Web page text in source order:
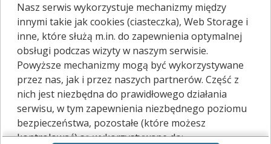
Ten lekarz jeszcze nie udostępnia zamawiania recept przez
internet.
Kliknijtutaj, a poinformujemy go, że chciałbyś skorzystać z tej
funkcji.
Terminarz Filtrowanie wyników
Nasz serwis wykorzystuje mechanizmy między
innymi takie jak cookies (ciasteczka), Web Storage i
inne, które służą m.in. do zapewnienia optymalnej
obsługi podczas wizyty w naszym serwisie.
Powyższe mechanizmy mogą być wykorzystywane
przez nas, jak i przez naszych partnerów. Część z
nich jest niezbędna do prawidłowego działania
serwisu, w tym zapewnienia niezbędnego poziomu
bezpieczeństwa, pozostałe (które możesz
kontrolować) są wykorzystywane do: